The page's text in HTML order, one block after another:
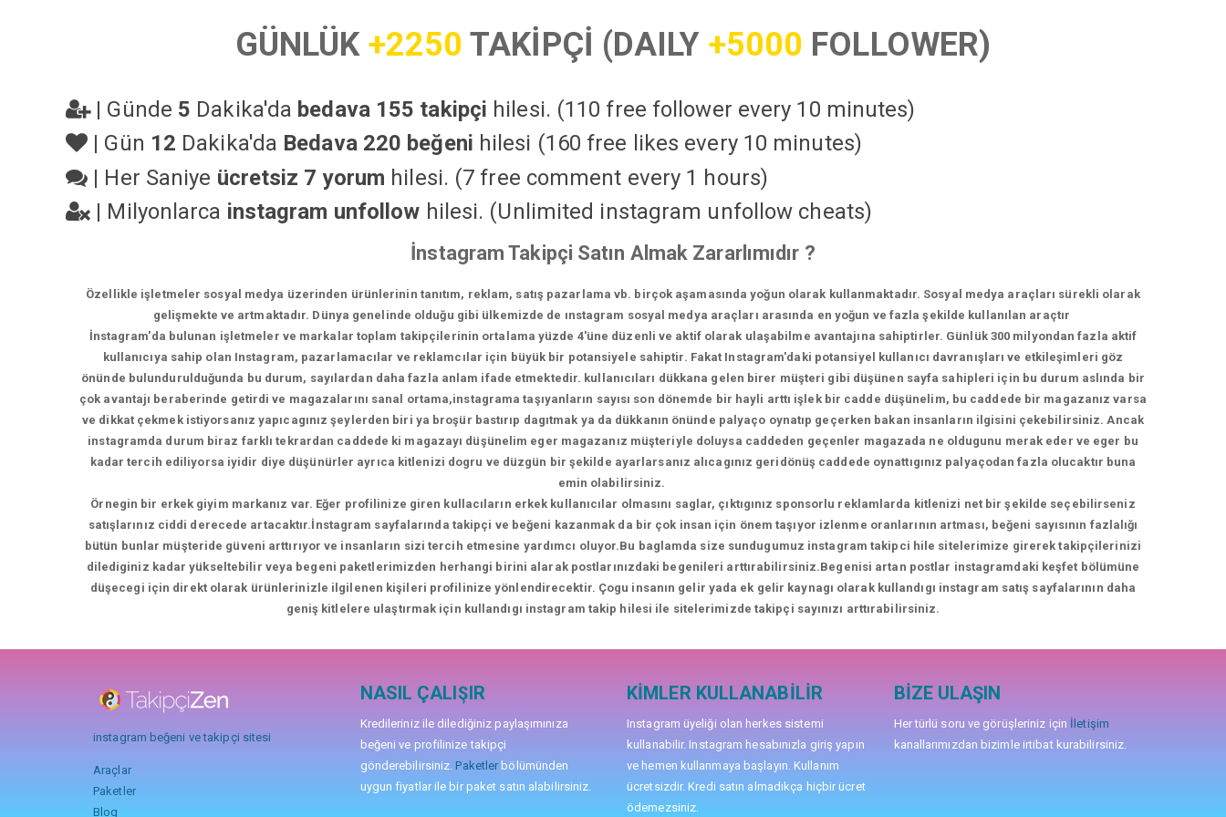
GÜNLÜK +2250 TAKİPÇİ (DAILY +5000 FOLLOWER)
| Günde 5 Dakika'da bedava 155 takipçi hilesi. (110 free follower every 10 minutes)
| Gün 12 Dakika'da Bedava 220 beğeni hilesi (160 free likes every 10 minutes)
| Her Saniye ücretsiz 7 yorum hilesi. (7 free comment every 1 hours)
| Milyonlarca instagram unfollow hilesi. (Unlimited instagram unfollow cheats)
İnstagram Takipçi Satın Almak Zararlımıdır ?
Özellikle işletmeler sosyal medya üzerinden ürünlerinin tanıtım, reklam, satış pazarlama vb. birçok aşamasında yoğun olarak kullanmaktadır. Sosyal medya araçları sürekli olarak
gelişmekte ve artmaktadır. Dünya genelinde olduğu gibi ülkemizde de ınstagram sosyal medya araçları arasında en yoğun ve fazla şekilde kullanılan araçtır
İnstagram'da bulunan işletmeler ve markalar toplam takipçilerinin ortalama yüzde 4'üne düzenli ve aktif olarak ulaşabilme avantajına sahiptirler. Günlük 300 milyondan fazla aktif
kullanıcıya sahip olan Instagram, pazarlamacılar ve reklamcılar için büyük bir potansiyele sahiptir. Fakat Instagram'daki potansiyel kullanıcı davranışları ve etkileşimleri göz
önünde bulundurulduğunda bu durum, sayılardan daha fazla anlam ifade etmektedir. kullanıcıları dükkana gelen birer müşteri gibi düşünen sayfa sahipleri için bu durum aslında bir
çok avantajı beraberinde getirdi ve magazalarını sanal ortama,instagrama taşıyanların sayısı son dönemde bir hayli arttı işlek bir cadde düşünelim, bu caddede bir magazanız varsa
ve dikkat çekmek istiyorsanız yapıcagınız şeylerden biri ya broşür bastırıp dagıtmak ya da dükkanın önünde palyaço oynatıp geçerken bakan insanların ilgisini çekebilirsiniz. Ancak
instagramda durum biraz farklı tekrardan caddede ki magazayı düşünelim eger magazanız müşteriyle doluysa caddeden geçenler magazada ne oldugunu merak eder ve eger bu
kadar tercih ediliyorsa iyidir diye düşünürler ayrıca kitlenizi dogru ve düzgün bir şekilde ayarlarsanız alıcagınız geridönüş caddede oynattıgınız palyaçodan fazla olucaktır buna
emin olabilirsiniz.
Örnegin bir erkek giyim markanız var. Eğer profilinize giren kullacıların erkek kullanıcılar olmasını saglar, çıktıgınız sponsorlu reklamlarda kitlenizi net bir şekilde seçebilirseniz
satışlarınız ciddi derecede artacaktır.İnstagram sayfalarında takipçi ve beğeni kazanmak da bir çok insan için önem taşıyor izlenme oranlarının artması, beğeni sayısının fazlalığı
bütün bunlar müşteride güveni arttırıyor ve insanların sizi tercih etmesine yardımcı oluyor.Bu baglamda size sundugumuz instagram takipci hile sitelerimize girerek takipçilerinizi
dilediginiz kadar yükseltebilir veya begeni paketlerimizden herhangi birini alarak postlarınızdaki begenileri arttırabilirsiniz.Begenisi artan postlar instagramdaki keşfet bölümüne
düşecegi için direkt olarak ürünlerinizle ilgilenen kişileri profilinize yönlendirecektir. Çogu insanın gelir yada ek gelir kaynagı olarak kullandıgı instagram satış sayfalarının daha
geniş kitlelere ulaştırmak için kullandıgı instagram takip hilesi ile sitelerimizde takipçi sayınızı arttırabilirsiniz.
instagram beğeni ve takipçi sitesi
Araçlar
Paketler
Blog
NASIL ÇALIŞIR
Kredileriniz ile dilediğiniz paylaşımınıza
beğeni ve profilinize takipçi
gönderebilirsiniz.Paketler bölümünden
uygun fiyatlar ile bir paket satın alabilirsiniz.
KIMLER KULLANABILIR
Instagram üyeliği olan herkes sistemi
kullanabilir. Instagram hesabınızla giriş yapın
ve hemen kullanmaya başlayın. Kullanım
ücretsizdir. Kredi satın almadıkça hiçbir ücret
ödemezsiniz.
BIZE ULAŞIN
Her türlü soru ve görüşleriniz için İletişim
kanallarımızdan bizimle irtibat kurabilirsiniz.